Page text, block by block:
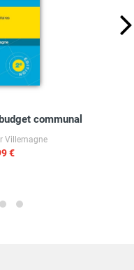
communal
Villemagne
€